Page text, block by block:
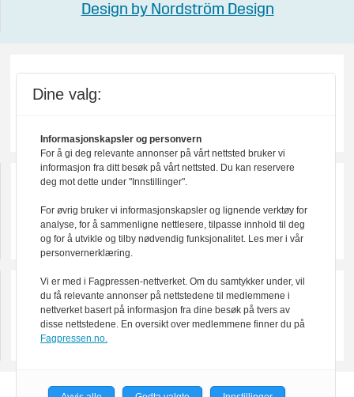
Design by Nordström Design
Dine valg:
Informasjonskapsler og personvern
For å gi deg relevante annonser på vårt nettsted bruker vi
informasjon fra ditt besøk på vårt nettsted. Du kan reservere
deg mot dette under "Innstillinger".
For øvrig bruker vi informasjonskapsler og lignende verktøy for
analyse, for å sammenligne nettlesere, tilpasse innhold til deg
og for å utvikle og tilby nødvendig funksjonalitet. Les mer i vår
personvernerklæring.
Vi er med i Fagpressen-nettverket. Om du samtykker under, vil
du få relevante annonser på nettstedene til medlemmene i
nettverket basert på informasjon fra dine besøk på tvers av
disse nettstedene. En oversikt over medlemmene finner du på
Fagpressen.no.